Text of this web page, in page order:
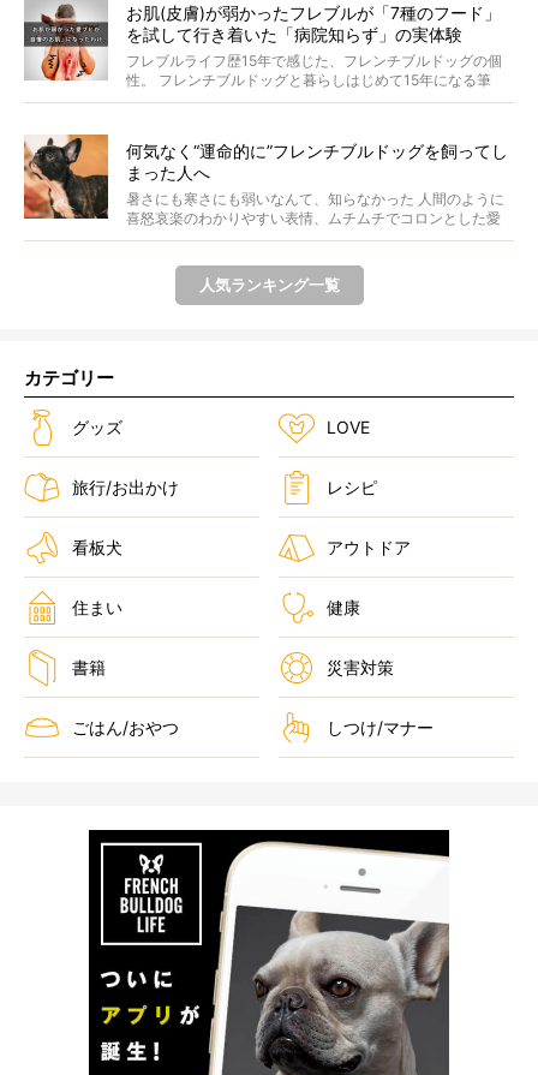
お肌(皮膚)が弱かったフレブルが「7種のフード」
を試して行き着いた「病院知らず」の実体験
フレブルライフ歴15年で感じた、フレンチブルドッグの個
性。 フレンチブルドッグと暮らしはじめて15年になる筆
者...
何気なく“運命的に”フレンチブルドッグを飼ってし
まった人へ
暑さにも寒さにも弱いなんて、知らなかった 人間のように
喜怒哀楽のわかりやすい表情、ムチムチでコロンとした愛
らし...
人気ランキング一覧
カテゴリー
グッズ LOVE
旅行/お出かけ レシピ
看板犬 アウトドア
住まい 健康
書籍 災害対策
ごはん/おやつ しつけ/マナー